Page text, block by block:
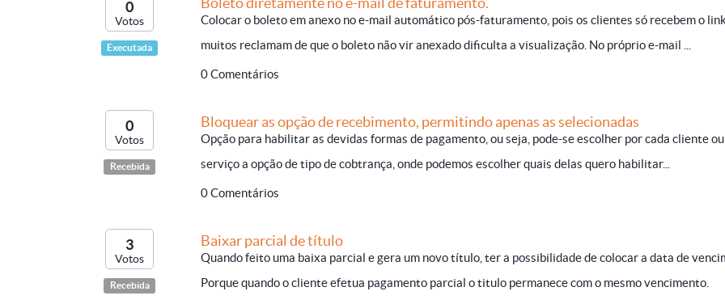
0
Votos
Executada
Colocar o boleto em anexo no e-mail automático pós-faturamento, pois os clientes só recebem o
muitos reclamam de que o boleto não vir anexado dificulta a visualização. No próprio e-mail ...
0 Comentários
0
Votos
Recebida
Bloquear as opção de recebimento, permitindo apenas as selecionadas
Opção para habilitar as devidas formas de pagamento, ou seja, pode-se escolher por cada cliente
serviço a opção de tipo de cobtrança, onde podemos escolher quais delas quero habilitar...
0 Comentários
3
Votos
Recebida
Baixar parcial de título
Quando feito uma baixa parcial e gera um novo título, ter a possibilidade de colocar a data de
Porque quando o cliente efetua pagamento parcial o titulo permanece com o mesmo vencimento.